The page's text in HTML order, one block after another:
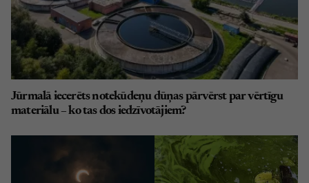
Jūrmalā iecerēts notekūdeņu dūņas pārvērst par vērtīgu
materiālu – ko tas dos iedzīvotājiem?